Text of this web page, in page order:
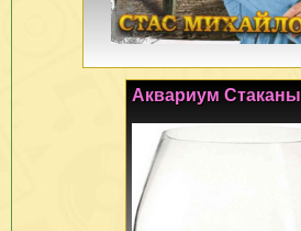
Аквариум Стаканы